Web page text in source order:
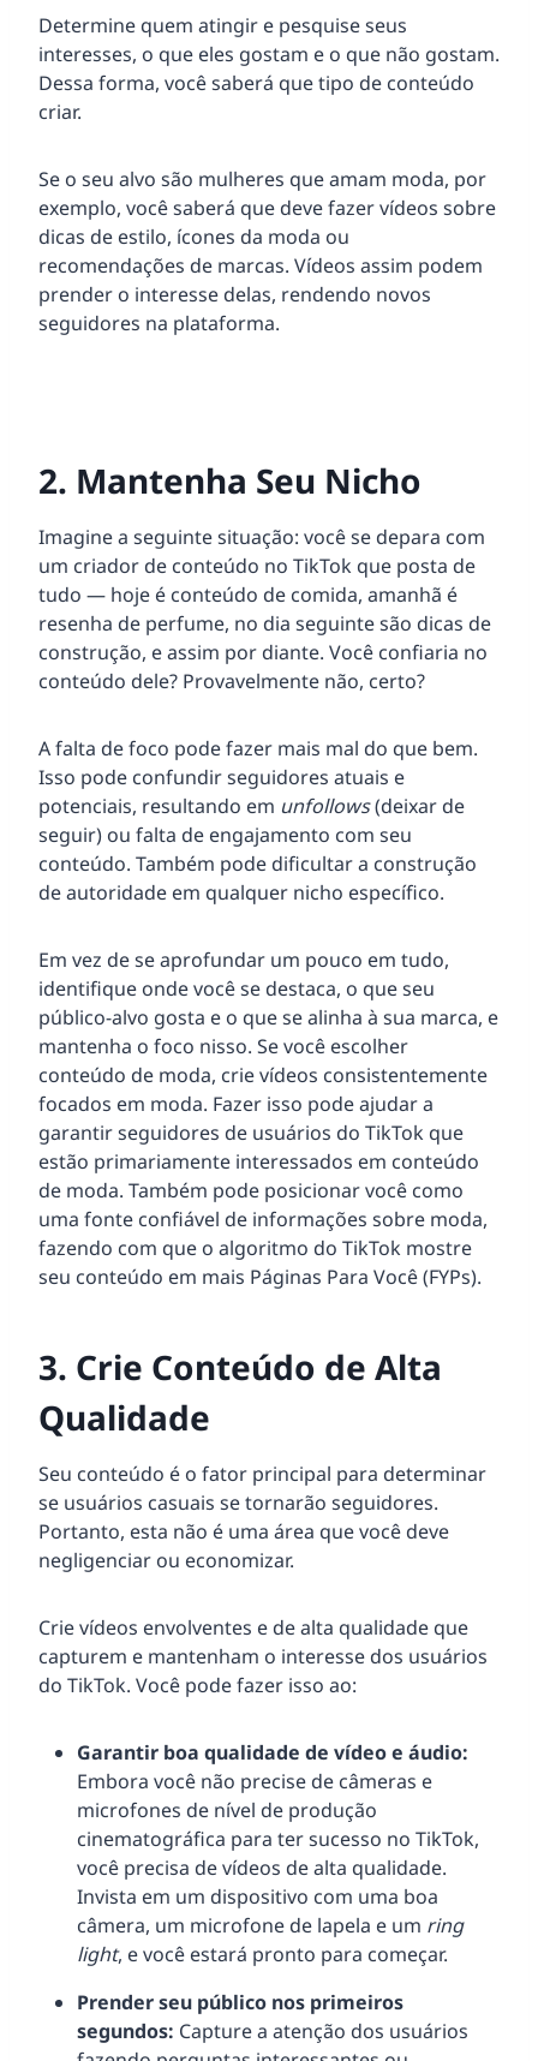
Determine quem atingir e pesquise seus
interesses, o que eles gostam e o que não gostam.
Dessa forma, você saberá que tipo de conteúdo
criar.
Se o seu alvo são mulheres que amam moda, por
exemplo, você saberá que deve fazer vídeos sobre
dicas de estilo, ícones da moda ou
recomendações de marcas. Vídeos assim podem
prender o interesse delas, rendendo novos
seguidores na plataforma.
2. Mantenha Seu Nicho
Imagine a seguinte situação: você se depara com
um criador de conteúdo no TikTok que posta de
tudo — hoje é conteúdo de comida, amanhã é
resenha de perfume, no dia seguinte são dicas de
construção, e assim por diante. Você confiaria no
conteúdo dele? Provavelmente não, certo?
A falta de foco pode fazer mais mal do que bem.
Isso pode confundir seguidores atuais e
potenciais, resultando em unfollows(deixar de
seguir) ou falta de engajamento com seu
conteúdo. Também pode dificultar a construção
de autoridade em qualquer nicho específico.
Em vez de se aprofundar um pouco em tudo,
identifique onde você se destaca, o que seu
público-alvo gosta e o que se alinha à sua marca, e
mantenha o foco nisso. Se você escolher
conteúdo de moda, crie vídeos consistentemente
focados em moda. Fazer isso pode ajudar a
garantir seguidores de usuários do TikTok que
estão primariamente interessados em conteúdo
de moda. Também pode posicionar você como
uma fonte confiável de informações sobre moda,
fazendo com que o algoritmo do TikTok mostre
seu conteúdo em mais Páginas Para Você (FYPs).
3. Crie Conteúdo de Alta
Qualidade
Seu conteúdo é o fator principal para determinar
se usuários casuais se tornarão seguidores.
Portanto, esta não é uma área que você deve
negligenciar ou economizar.
Crie vídeos envolventes e de alta qualidade que
capturem e mantenham o interesse dos usuários
do TikTok. Você pode fazer isso ao:
Garantir boa qualidade de vídeo e áudio:
Embora você não precise de câmeras e
microfones de nível de produção
cinematográfica para ter sucesso no TikTok,
você precisa de vídeos de alta qualidade.
Invista em um dispositivo com uma boa
câmera, um microfone de lapela e um ring
light, e você estará pronto para começar.
Prender seu público nos primeiros
segundos: Capture a atenção dos usuários